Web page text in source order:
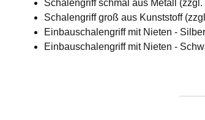
Schalengriff schmal aus Metall
Schalengriff groß aus Kunststoff
Einbauschalengriff mit Nieten -
Einbauschalengriff mit Nieten -